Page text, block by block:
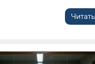
Читать